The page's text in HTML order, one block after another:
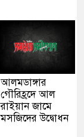
আলমডাঙ্গার
গৌরিহ্রদে আল
রাইয়ান জামে
মসজিদের উদ্বোধন